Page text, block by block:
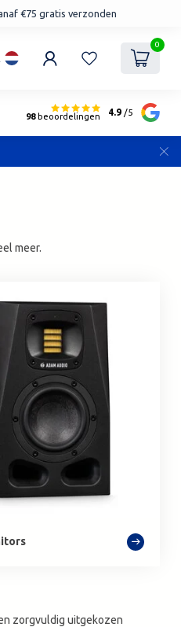
€75 gratis verzonden
0
98beoordelingen 4.9 /5
meer.
zorgvuldig uitgekozen